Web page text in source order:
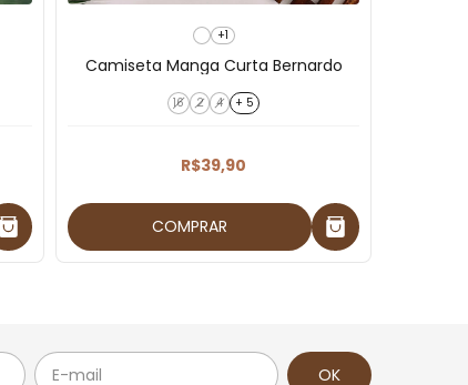
+1
Camiseta Manga Curta Bernardo
16 2 4 + 5
R$39,90
COMPRAR